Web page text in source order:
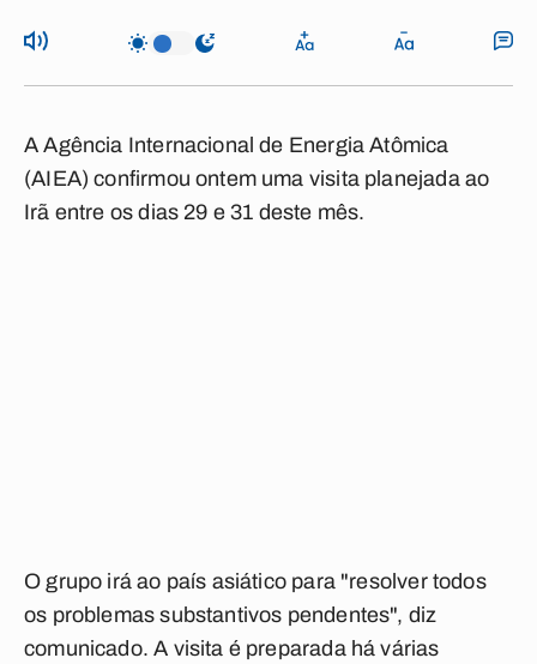
A Agência Internacional de Energia Atômica
(AIEA) confirmou ontem uma visita planejada ao
Irã entre os dias 29 e 31 deste mês.
O grupo irá ao país asiático para "resolver todos
os problemas substantivos pendentes", diz
comunicado. A visita é preparada há várias